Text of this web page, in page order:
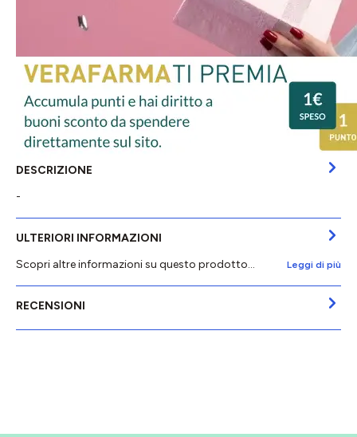
DESCRIZIONE
-
ULTERIORI INFORMAZIONI
Scopri altre informazioni su questo prodotto...
Leggi di più
RECENSIONI